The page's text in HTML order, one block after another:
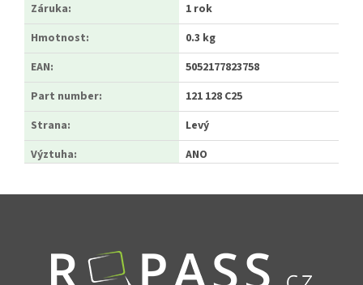
Záruka:
1 rok
Hmotnost:
0.3 kg
EAN:
5052177823758
Part number:
121 128 C25
Strana:
Levý
Výztuha: ANO